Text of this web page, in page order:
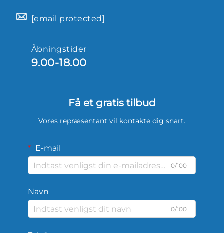
[email protected]
Åbningstider
9.00-18.00
Få et gratis tilbud
Vores repræsentant vil kontakte dig snart.
E-mail
0/100
Navn
0/100